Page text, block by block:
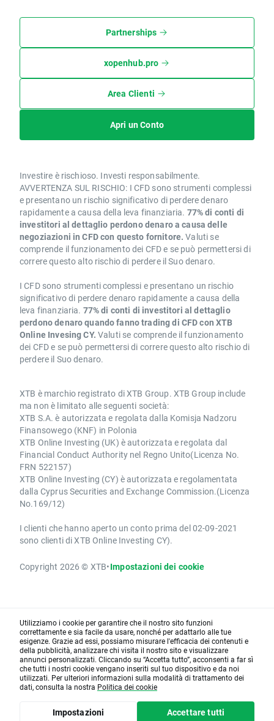
Partnerships
xopenhub.pro
Area Clienti
Apri un Conto
Investire è rischioso. Investi responsabilmente.
AVVERTENZA SUL RISCHIO: I CFD sono strumenti complessi
e presentano un rischio significativo di perdere denaro
rapidamente a causa della leva finanziaria. 77% di conti di
investitori al dettaglio perdono denaro a causa delle
negoziazioni in CFD con questo fornitore. Valuti se
comprende il funzionamento dei CFD e se può permettersi di
correre questo alto rischio di perdere il Suo denaro.
I CFD sono strumenti complessi e presentano un rischio
significativo di perdere denaro rapidamente a causa della
leva finanziaria. 77% di conti di investitori al dettaglio
perdono denaro quando fanno trading di CFD con XTB
Online Invesing CY. Valuti se comprende il funzionamento
dei CFD e se può permettersi di correre questo alto rischio di
perdere il Suo denaro.
XTB è marchio registrato di XTB Group. XTB Group include
ma non è limitato alle seguenti società:
XTB S.A. è autorizzata e regolata dalla Komisja Nadzoru
Finansowego (KNF) in Polonia
XTB Online Investing (UK) è autorizzata e regolata dal
Financial Conduct Authority nel Regno Unito(Licenza No.
FRN 522157)
XTB Online Investing (CY) è autorizzata e regolamentata
dalla Cyprus Securities and Exchange Commission.(Licenza
No.169/12)
I clienti che hanno aperto un conto prima del 02-09-2021
sono clienti di XTB Online Investing CY).
Copyright 2026 © XTB•Impostazioni dei cookie
Utilizziamo i cookie per garantire che il nostro sito funzioni
correttamente e sia facile da usare, nonché per adattarlo alle tue
esigenze. Grazie ad essi, possiamo misurare l'efficacia dei contenuti e
della pubblicità, analizzare chi visita il nostro sito e visualizzare
annunci personalizzati. Cliccando su “Accetta tutto”, acconsenti a far sì
che tutti i nostri cookie vengano inseriti sul tuo dispositivo e da noi
utilizzati. Per ulteriori informazioni sulla modalità di trattamento dei
dati, consulta la nostra Politica dei cookie
Impostazioni Accettare tutti